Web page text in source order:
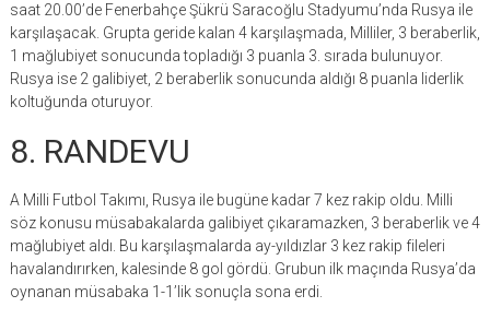
saat 20.00’de Fenerbahçe Şükrü Saracoğlu Stadyumu’nda Rusya ile
karşılaşacak. Grupta geride kalan 4 karşılaşmada, Milliler, 3 beraberlik,
1 mağlubiyet sonucunda topladığı 3 puanla 3. sırada bulunuyor.
Rusya ise 2 galibiyet, 2 beraberlik sonucunda aldığı 8 puanla liderlik
koltuğunda oturuyor.
8. RANDEVU
A Milli Futbol Takımı, Rusya ile bugüne kadar 7 kez rakip oldu. Milli
söz konusu müsabakalarda galibiyet çıkaramazken, 3 beraberlik ve 4
mağlubiyet aldı. Bu karşılaşmalarda ay-yıldızlar 3 kez rakip fileleri
havalandırırken, kalesinde 8 gol gördü. Grubun ilk maçında Rusya’da
oynanan müsabaka 1-1’lik sonuçla sona erdi.